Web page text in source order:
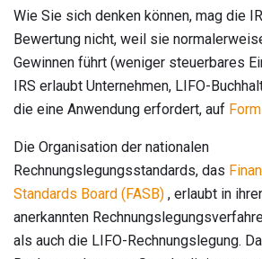
Wie Sie sich denken können, mag die
Bewertung nicht, weil sie
Gewinnen führt (weniger steuerbares
IRS erlaubt Unternehmen, LIFO-
die eine Anwendung erfordert, auf
Die Organisation der nationalen
Rechnungslegungsstandards, das
Standards Board (FASB) , erlaubt in
anerkannten
als auch die LIFO-Rechnungslegung.